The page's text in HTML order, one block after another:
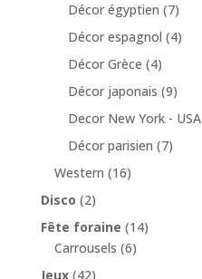
Décor égyptien (7)
Décor espagnol (4)
Décor Grèce (4)
Décor japonais (9)
Decor New York - USA
Décor parisien (7)
Western (16)
Disco (2)
Fête foraine (14)
Carrousels (6)
Jeux (42)